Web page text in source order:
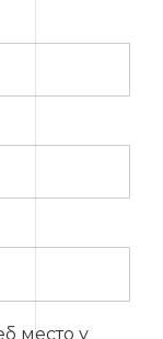
место у